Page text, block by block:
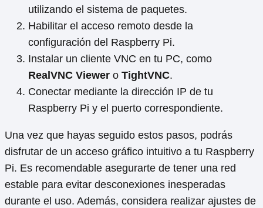
utilizando el sistema de paquetes.
Habilitar el acceso remoto desde la
configuración del Raspberry Pi.
Instalar un cliente VNC en tu PC, como
RealVNC Viewer o TightVNC.
Conectar mediante la dirección IP de tu
Raspberry Pi y el puerto correspondiente.
Una vez que hayas seguido estos pasos, podrás
disfrutar de un acceso gráfico intuitivo a tu Raspberry
Pi. Es recomendable asegurarte de tener una red
estable para evitar desconexiones inesperadas
durante el uso. Además, considera realizar ajustes de